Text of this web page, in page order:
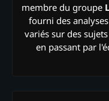
membre du groupe
fourni des
variés sur des
en passant par